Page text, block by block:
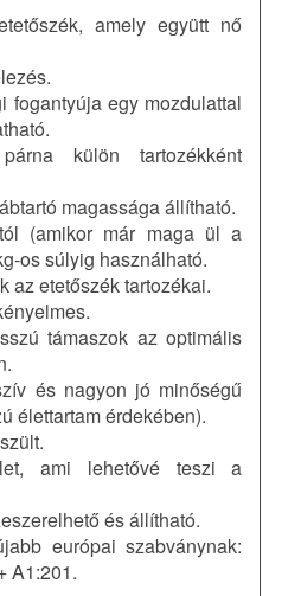
amely együtt nő
fogantyúja egy mozdulattal
külön tartozékként
magassága állítható.
(amikor már maga ül a
os súlyig használható.
az etetőszék tartozékai.
támaszok az optimális
és nagyon jó minőségű
élettartam érdekében).
ami lehetővé teszi a
és állítható.
európai szabványnak:
A1:201.